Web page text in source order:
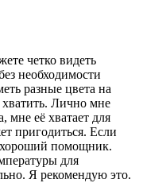
четко видеть
необходимости
разные цвета на
Лично мне
мне её хватает для
пригодиться. Если
помощник.
для
Я рекомендую это.